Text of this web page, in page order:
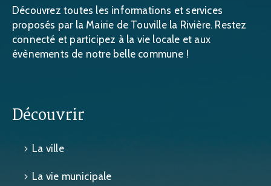
Découvrez toutes les informations et services
proposés par la Mairie de Touville la Rivière. Restez
connecté et participez à la vie locale et aux
évènements de notre belle commune !
Découvrir
La ville
La vie municipale